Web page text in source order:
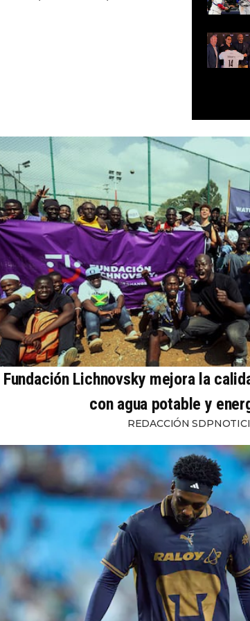
Fundación Lichnovsky mejora la
con agua potable y
REDACCIÓN